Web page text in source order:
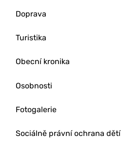
Doprava
Turistika
Obecní kronika
Osobnosti
Fotogalerie
Sociálně právní ochrana dětí